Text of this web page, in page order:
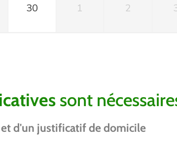
30 1 2
sont
d'un justificatif de domicile